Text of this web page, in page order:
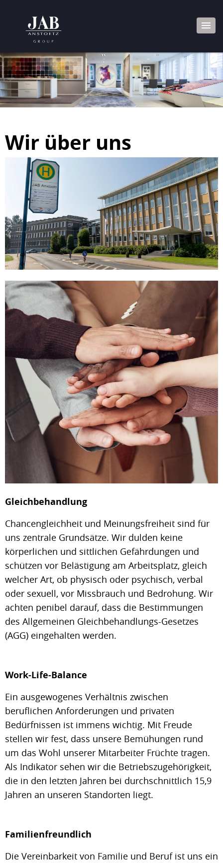
Wir über uns
Gleichbehandlung
Chancengleichheit und Meinungsfreiheit sind für
uns zentrale Grundsätze. Wir dulden keine
körperlichen und sittlichen Gefährdungen und
schützen vor Belästigung am Arbeitsplatz, gleich
welcher Art, ob physisch oder psychisch, verbal
oder sexuell, vor Missbrauch und Bedrohung. Wir
achten penibel darauf, dass die Bestimmungen
des Allgemeinen Gleichbehandlungs-Gesetzes
(AGG) eingehalten werden.
Work-Life-Balance
Ein ausgewogenes Verhältnis zwischen
beruflichen Anforderungen und privaten
Bedürfnissen ist immens wichtig. Mit Freude
stellen wir fest, dass unsere Bemühungen rund
um das Wohl unserer Mitarbeiter Früchte tragen.
Als Indikator sehen wir die Betriebszugehörigkeit,
die in den letzten Jahren bei durchschnittlich 15,9
Jahren an unseren Standorten liegt.
Familienfreundlich
Die Vereinbarkeit von Familie und Beruf ist uns ein